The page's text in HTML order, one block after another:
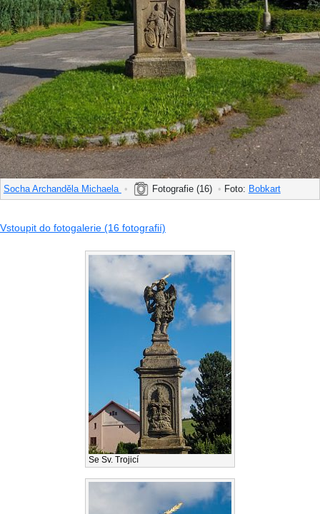
Socha Archanděla Michaela • Fotografie (16) • Foto: Bobkart
Vstoupit do fotogalerie (16 fotografií)
Se Sv. Trojicí